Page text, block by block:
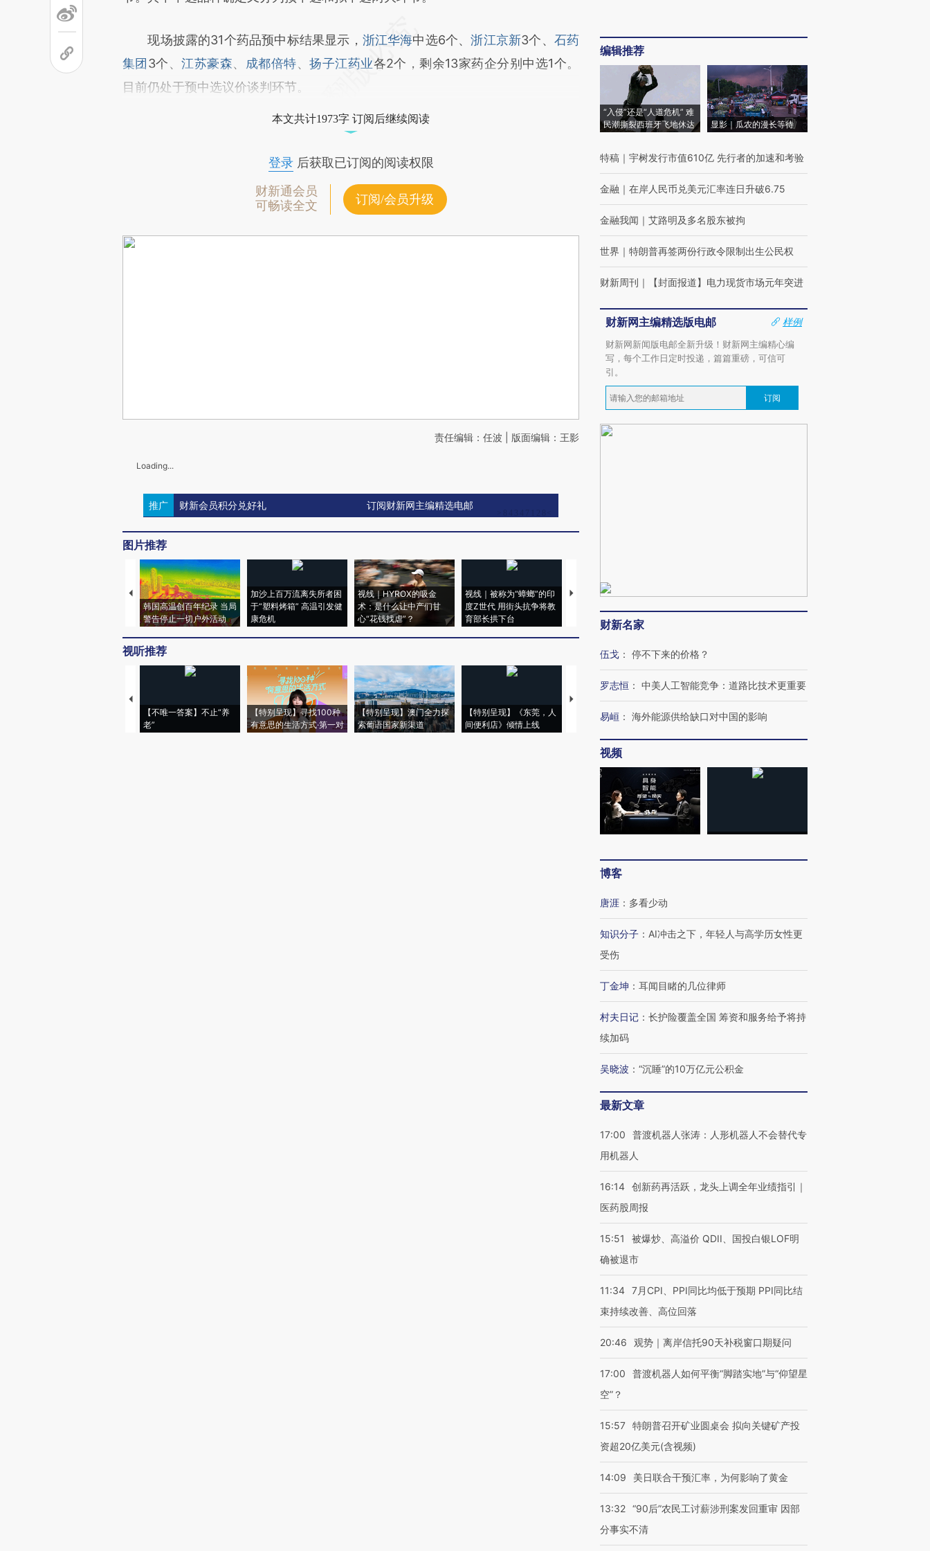
现场披露的31个药品预中标结果显示， 浙江华海中选6个、浙江京新3个、 石药
集团 3个、江苏豪森、 成都倍特、扬子江药业各2个，剩余13家药企分别中选1个。
目前仍处于预中选议价谈判环节。
本文共计1973字 订阅后继续阅读
登录后获取已订阅的阅读权限
财新通会员
可畅读全文
订阅/会员升级
责任编辑：任波 | 版面编辑：王影
Loading...
推广 财新会员积分兑好礼 订阅财新网主编精选电邮
评论区0
登录后发表评论得积分
本篇文章暂无评论
图片推荐
视线｜“入侵”还是“人道危
机”？难民潮撕裂西班牙
128毫米 紧急转移近
4000人
会，让数智科技“链”接产
编辑推荐
“入侵”还是“人道危机” 难
民潮撕裂西班牙飞地休达
显影｜瓜农的漫长等待
特稿 ｜ 宇树发行市值610亿 先行者的加速和考验
金融 ｜ 在岸人民币兑美元汇率连日升破6.75
金融我闻 ｜ 艾路明及多名股东被拘
世界 ｜ 特朗普再签两份行政令限制出生公民权
财新周刊 ｜ 【封面报道】电力现货市场元年突进
财新网主编精选版电邮
样例
财新网新闻版电邮全新升级！财新网主编精心编
写，每个工作日定时投递，篇篇重磅，可信可
引。
订阅
财新名家
伍戈 ： 停不下来的价格？
罗志恒 ： 中美人工智能竞争：道路比技术更重要
易峘 ： 海外能源供给缺口对中国的影响
视频
博客
唐涯 ： 多看少动
知识分子 ： AI冲击之下，年轻人与高学历女性更
受伤
丁金坤 ： 耳闻目睹的几位律师
村夫日记 ： 长护险覆盖全国 筹资和服务给予将持
续加码
吴晓波 ： “沉睡”的10万亿元公积金
最新文章
17:00
普渡机器人张涛：人形机器人不会替代专
用机器人
16:14 创新药再活跃，龙头上调全年业绩指引｜
医药股周报
15:51
被爆炒、高溢价 QDII、国投白银LOF明
确被退市
11:34 7月CPI、PPI同比均低于预期 PPI同比结
束持续改善、高位回落
20:46 观势｜离岸信托90天补税窗口期疑问
17:00
普渡机器人如何平衡“脚踏实地”与“仰望星
空”？
15:57 特朗普召开矿业圆桌会 拟向关键矿产投
资超20亿美元(含视频)
14:09 美日联合干预汇率，为何影响了黄金
13:32 “90后”农民工讨薪涉刑案发回重审 因部
分事实不清